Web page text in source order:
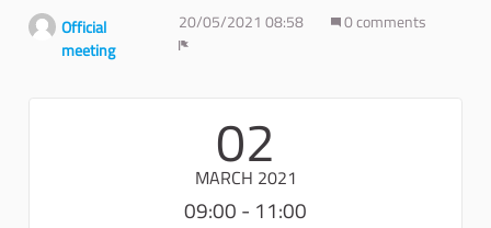
Official
meeting
20/05/2021 08:58
0 comments
02
MARCH 2021
09:00 - 11:00